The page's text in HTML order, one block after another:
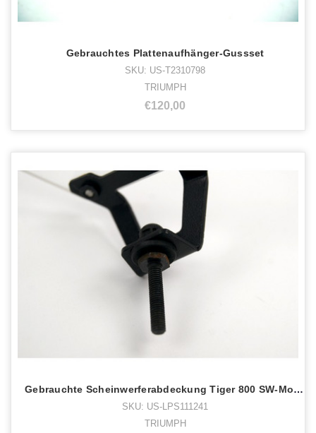
Gebrauchtes Plattenaufhänger-Gussset
SKU: US-T2310798
TRIUMPH
€120,00
Gebrauchte Scheinwerferabdeckung Tiger 800 SW-Motech
SKU: US-LPS111241
TRIUMPH